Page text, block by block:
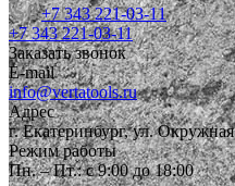
+7 343 221-03-11
+7 343 221-03-11
Заказать звонок
E-mail
info@vertatools.ru
Адрес
г. Екатеринбург, ул.
Режим работы
Пн. – Пт.: с 9:00 до 18:00